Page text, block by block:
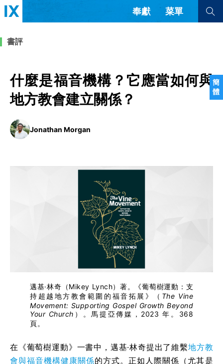
簡
體
奉獻 菜單
來信
教會帶領
查看全部
查看全部
羅馬尼亞語
意大利語
土耳其語
塞爾維亞語
書評
什麼是福音機構？它應當如何與
地方教會建立關係？
Jonathan Morgan
邁基·林奇（Mikey Lynch）著。《葡萄樹運動：支
持超越地方教會範圍的福音拓展》（ The Vine
Movement: Supporting Gospel Growth Beyond
Your Church ）。馬提亞傳媒，2023 年。368
頁。
在《葡萄樹運動》一書中，邁基·林奇提出了維繫地方教
會與福音機構健康關係的方式。正如人際關係（尤其是